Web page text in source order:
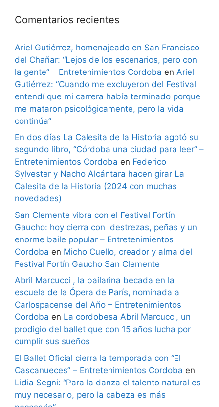
Comentarios recientes
Ariel Gutiérrez, homenajeado en San Francisco
del Chañar: “Lejos de los escenarios, pero con
la gente” – Entretenimientos Cordoba en Ariel
Gutiérrez: “Cuando me excluyeron del Festival
entendí que mi carrera había terminado porque
me mataron psicológicamente, pero la vida
continúa”
En dos días La Calesita de la Historia agotó su
segundo libro, “Córdoba una ciudad para leer” –
Entretenimientos Cordoba en Federico
Sylvester y Nacho Alcántara hacen girar La
Calesita de la Historia (2024 con muchas
novedades)
San Clemente vibra con el Festival Fortín
Gaucho: hoy cierra con destrezas, peñas y un
enorme baile popular – Entretenimientos
Cordoba en Micho Cuello, creador y alma del
Festival Fortín Gaucho San Clemente
Abril Marcucci , la bailarina becada en la
escuela de la Ópera de París, nominada a
Carlospacense del Año – Entretenimientos
Cordoba en La cordobesa Abril Marcucci, un
prodigio del ballet que con 15 años lucha por
cumplir sus sueños
El Ballet Oficial cierra la temporada con “El
Cascanueces” – Entretenimientos Cordoba en
Lidia Segni: “Para la danza el talento natural es
muy necesario, pero la cabeza es más